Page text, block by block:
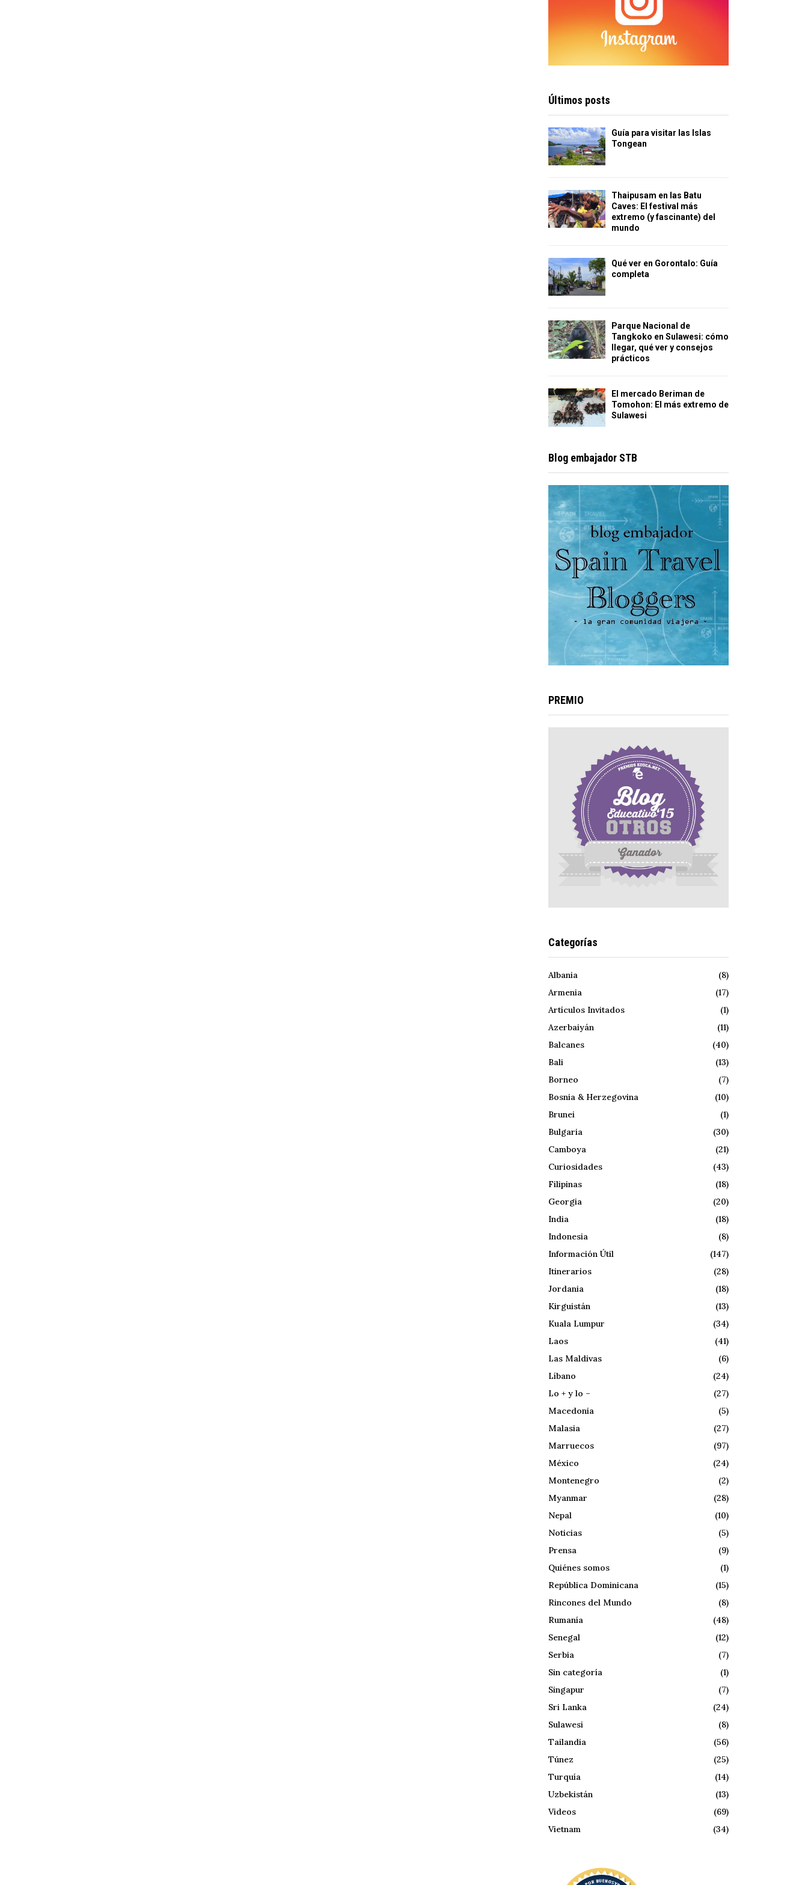
Últimos posts
Guía para visitar las Islas
Tongean
Thaipusam en las Batu
Caves: El festival más
extremo (y fascinante) del
mundo
Qué ver en Gorontalo: Guía
completa
Parque Nacional de
Tangkoko en Sulawesi: cómo
llegar, qué ver y consejos
prácticos
El mercado Beriman de
Tomohon: El más extremo de
Sulawesi
Blog embajador STB
PREMIO
Categorías
Albania
(8)
Armenia
(17)
Artículos Invitados
(1)
Azerbaiyán
(11)
Balcanes
(40)
Bali
(13)
Borneo
(7)
Bosnia & Herzegovina
(10)
Brunei
(1)
Bulgaria
(30)
Camboya
(21)
Curiosidades
(43)
Filipinas
(18)
Georgia
(20)
India
(18)
Indonesia
(8)
Información Útil
(147)
Itinerarios
(28)
Jordania
(18)
Kirguistán
(13)
Kuala Lumpur
(34)
Laos
(41)
Las Maldivas
(6)
Líbano
(24)
Lo + y lo –
(27)
Macedonia
(5)
Malasia
(27)
Marruecos
(97)
México
(24)
Montenegro
(2)
Myanmar
(28)
Nepal
(10)
Noticias
(5)
Prensa
(9)
Quiénes somos
(1)
República Dominicana
(15)
Rincones del Mundo
(8)
Rumanía
(48)
Senegal
(12)
Serbia
(7)
Sin categoría
(1)
Singapur
(7)
Sri Lanka
(24)
Sulawesi
(8)
Tailandia
(56)
Túnez
(25)
Turquía
(14)
Uzbekistán
(13)
Videos
(69)
Vietnam
(34)